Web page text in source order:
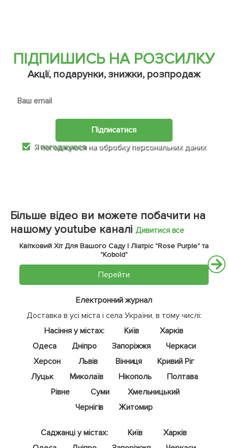
ПІДПИШИСЬ НА РОЗСИЛКУ
Акції, подарунки, знижки, розпродаж
Підписатися
Япогоджуюся на обробку персональних даних
Більше відео ви можете побачити на
нашому youtube каналі Дивитися все
Квітковий Хіт Для Вашого Саду | Ліатріс "Rose Purple" та
"Kobold"
Перейти
Електронний журнал
Доставка в усі міста і села України, в тому числі:
Насіння у містах:
Київ
Харків
Одеса
Дніпро Запоріжжя
Черкаси
Херсон
Львів Вінниця
Кривий Ріг
Луцьк
Миколаїв Нікополь
Полтава
Рівне
Суми
Хмельницький
Чернігів
Житомир
Саджанці у містах: Київ
Харків